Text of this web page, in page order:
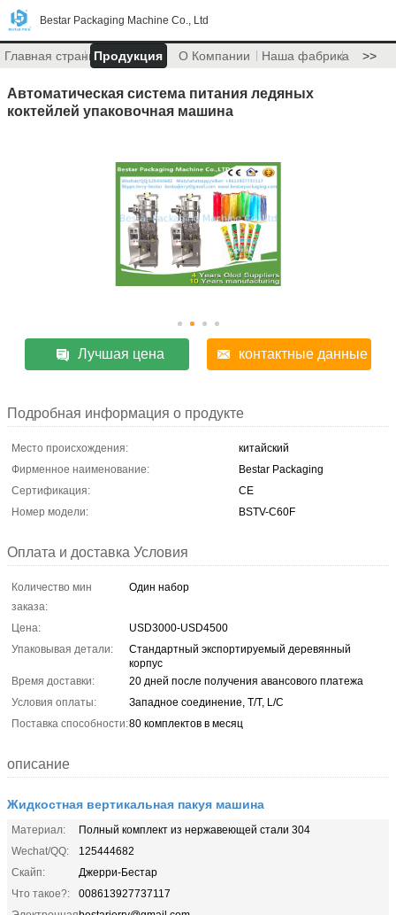
Bestar Packaging Machine Co., Ltd
Главная страницаПродукция О Компании Наша фабрика >>
Автоматическая система питания ледяных
коктейлей упаковочная машина
Лучшая цена контактные данные
Подробная информация о продукте
Место происхождения:
китайский
Фирменное наименование:
Bestar Packaging
Сертификация:
CE
Номер модели:
BSTV-C60F
Оплата и доставка Условия
Количество мин
заказа:
Один набор
Цена:
USD3000-USD4500
Упаковывая детали:
Стандартный экспортируемый деревянный
корпус
Время доставки:
20 дней после получения авансового платежа
Условия оплаты:
Западное соединение, T/T, L/C
Поставка способности:80 комплектов в месяц
описание
Жидкостная вертикальная пакуя машина
Материал:
Полный комплект из нержавеющей стали 304
Wechat/QQ:
125444682
Скайп:
Джерри-Бестар
Что такое?:
008613927737117